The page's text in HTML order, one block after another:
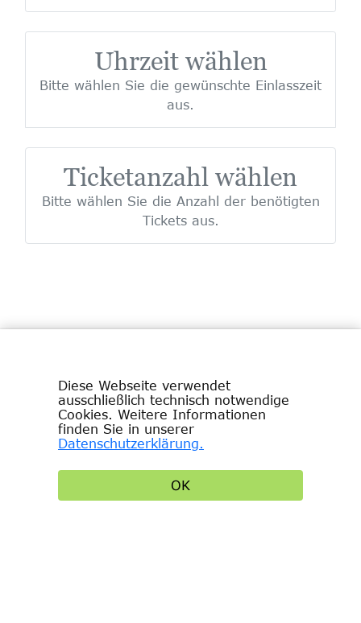
Diese Webseite verwendet
ausschließlich technisch notwendige
Cookies. Weitere Informationen
finden Sie in unserer
Datenschutzerklärung.
OK
Uhrzeit wählen
Bitte wählen Sie die gewünschte Einlasszeit
aus.
Ticketanzahl wählen
Bitte wählen Sie die Anzahl der benötigten
Tickets aus.
Impressum
Allgemeine Geschäftsbedingungen